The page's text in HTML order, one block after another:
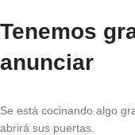
Tenemos
anunciar
Se está cocinando algo
abrirá sus puertas.